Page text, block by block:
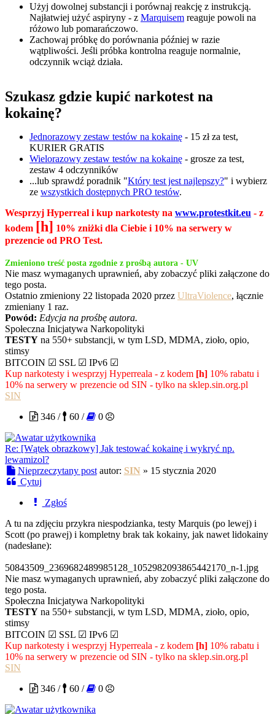
Użyj dowolnej substancji i porównaj reakcję z instrukcją.
Najłatwiej użyć aspiryny - z Marquisem reaguje powoli na
różowo lub pomarańczowo.
Zachowaj próbkę do porównania później w razie
wątpliwości. Jeśli próbka kontrolna reaguje normalnie,
odczynnik wciąż działa.
Szukasz gdzie kupić narkotest na
kokainę?
Jednorazowy zestaw testów na kokainę - 15 zł za test,
KURIER GRATIS
Wielorazowy zestaw testów na kokainę - grosze za test,
zestaw 4 odczynników
...lub sprawdź poradnik "Który test jest najlepszy?" i wybierz
ze wszystkich dostępnych PRO testów.
Wesprzyj Hyperreal i kup narkotesty na www.protestkit.eu - z
kodem [h] 10% zniżki dla Ciebie i 10% na serwery w
prezencie od PRO Test.
Zmieniono treść posta zgodnie z prośbą autora - UV
Nie masz wymaganych uprawnień, aby zobaczyć pliki załączone do
tego posta.
Ostatnio zmieniony 22 listopada 2020 przez UltraViolence, łącznie
zmieniany 1 raz.
Powód: Edycja na prośbę autora.
Społeczna Inicjatywa Narkopolityki
TESTY na 550+ substancji, w tym LSD, MDMA, zioło, opio,
stimsy
BITCOIN ☑ SSL ☑ IPv6 ☑
Kup narkotesty i wesprzyj Hyperreala - z kodem [h] 10% rabatu i
10% na serwery w prezencie od SIN - tylko na sklep.sin.org.pl
SIN
346 /
60 / 0
Re: [Wątek obrazkowy] Jak testować kokainę i wykryć np.
lewamizol?
Nieprzeczytany post autor: SIN» 15 stycznia 2020
Cytuj
Zgłoś
A tu na zdjęciu przykra niespodzianka, testy Marquis (po lewej) i
Scott (po prawej) i kompletny brak tak kokainy, jak nawet lidokainy
(nadesłane):
50843509_2369682489985128_1052982093865442170_n-1.jpg
Nie masz wymaganych uprawnień, aby zobaczyć pliki załączone do
tego posta.
Społeczna Inicjatywa Narkopolityki
TESTY na 550+ substancji, w tym LSD, MDMA, zioło, opio,
stimsy
BITCOIN ☑ SSL ☑ IPv6 ☑
Kup narkotesty i wesprzyj Hyperreala - z kodem [h] 10% rabatu i
10% na serwery w prezencie od SIN - tylko na sklep.sin.org.pl
SIN
346 /
60 / 0